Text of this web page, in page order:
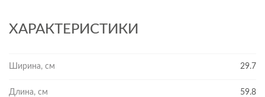
ХАРАКТЕРИСТИКИ
Ширина, см 29.7
Длина, см 59.8